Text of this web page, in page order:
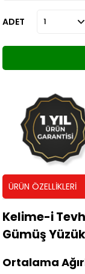
ADET
ÜRÜN ÖZELLIKLERI
Kelime-i
Gümüş Yüzük
Ortalama